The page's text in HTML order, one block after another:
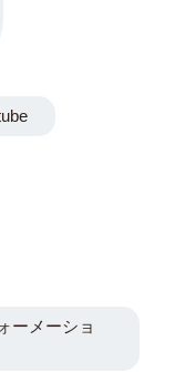
ーメーショ